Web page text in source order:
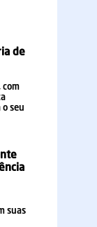
de
com
seu
suas